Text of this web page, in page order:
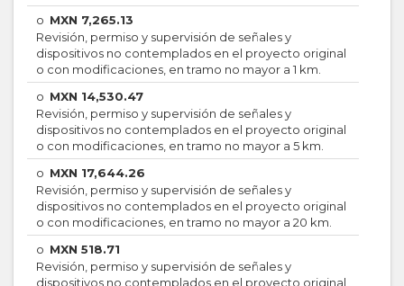
o MXN 7,265.13
Revisión, permiso y supervisión de señales y
dispositivos no contemplados en el proyecto original
o con modificaciones, en tramo no mayor a 1 km.
o MXN 14,530.47
Revisión, permiso y supervisión de señales y
dispositivos no contemplados en el proyecto original
o con modificaciones, en tramo no mayor a 5 km.
o MXN 17,644.26
Revisión, permiso y supervisión de señales y
dispositivos no contemplados en el proyecto original
o con modificaciones, en tramo no mayor a 20 km.
o MXN 518.71
Revisión, permiso y supervisión de señales y
dispositivos no contemplados en el proyecto original